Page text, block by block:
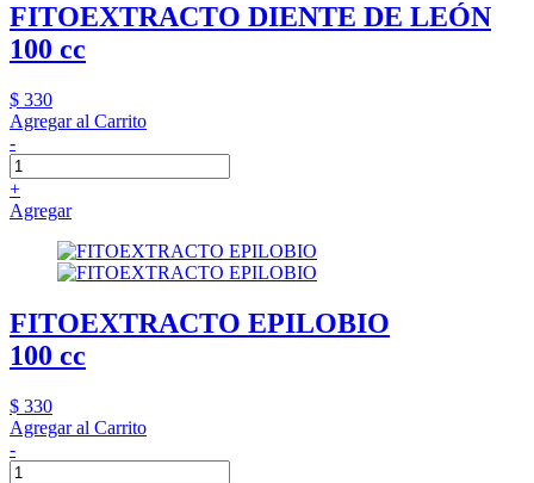
FITOEXTRACTO DIENTE DE LEÓN
100 cc
$ 330
Agregar al Carrito
-
+
Agregar
FITOEXTRACTO EPILOBIO
100 cc
$ 330
Agregar al Carrito
-